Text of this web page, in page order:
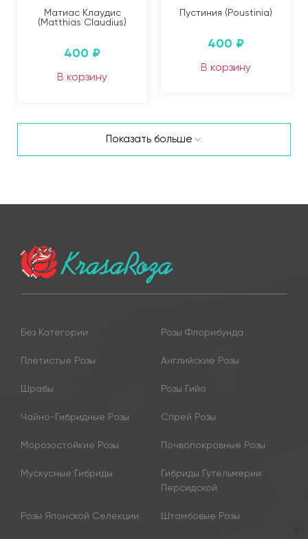
Матиас Клаудис
(Matthias Claudius)
400 ₽
В корзину
Пустиния (Poustinia)
400 ₽
В корзину
Показать больше
Без Категории Розы Флорибунда
Плетистые Розы Английские Розы
Шрабы Розы Гийо
Чайно-Гибридные Розы Спрей Розы
Морозостойкие Розы Почвопокровные Розы
Мускусные Гибриды
Гибриды Гутельмерии
Персидской
Розы Японской Селекции Штамбовые Розы